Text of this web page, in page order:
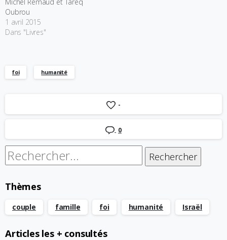
Oubrou
1 avril 2015
Dans "Livres"
foi humanité
-
0
Rechercher :
Thèmes
couple famille foi humanité Israël
Articles les + consultés